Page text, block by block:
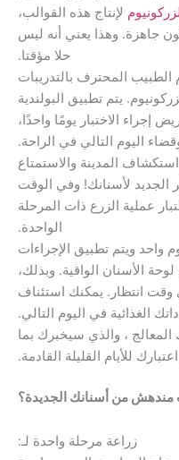
هذه القوالب،
وهذا يعني أنه ليس
بالتدريبات
تطبيق البولندية
يومًا واحدًا،
في الراحة.
والاستمتاع
وفي الوقت
ذات المرحلة
الإجراءات
الواقية. وبذلك،
يمكنك استئناف
في اليوم التالي.
سيخبرك بما
القادمة.
الجديدة؟
مرحلة واحدة لـ: